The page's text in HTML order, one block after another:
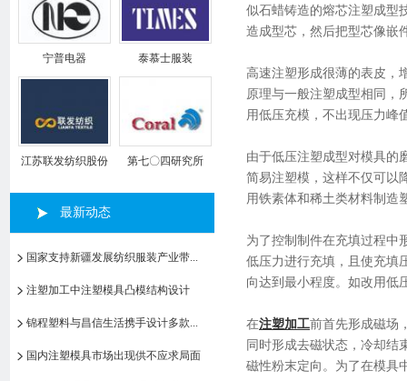
宁普电器 泰慕士服装
江苏联发纺织股份
第七〇四研究所
最新动态
国家支持新疆发展纺织服装产业带...
注塑加工中注塑模具凸模结构设计
锦程塑料与昌信生活携手设计多款...
国内注塑模具市场出现供不应求局面
似石蜡铸造的熔芯注塑成型
造成型芯，然后把型芯像嵌
高速注塑形成很薄的表皮，
原理与一般注塑成型相同，
用低压充模，不出现压力峰
由于低压注塑成型对模具的
简易注塑模，这样不仅可以
用铁素体和稀土类材料制造
为了控制制件在充填过程中
低压力进行充填，且使充填
向达到最小程度。如改用低
在注塑加工前首先形成磁场
同时形成去磁状态，冷却结
磁性粉末定向。为了在模具